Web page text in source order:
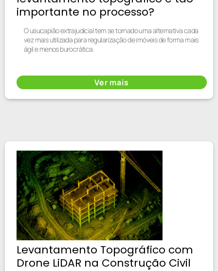
importante no processo?
O usucapião extrajudicial tem se tornado uma alternativa cada
vez mais utilizada para regularização de imóveis de forma mais
ágil e menos burocrática.
Ver mais
Levantamento Topográfico com
Drone LiDAR na Construção Civil